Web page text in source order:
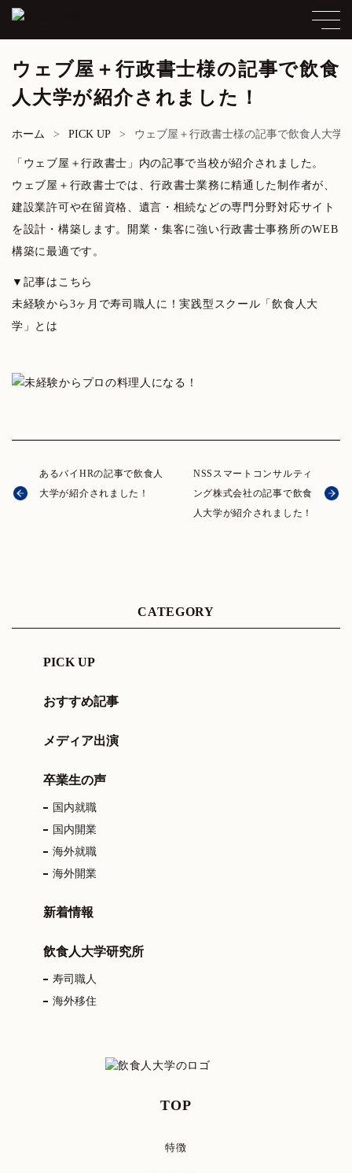
ウェブ屋＋行政書士様の記事で飲食
人大学が紹介されました！
ホーム PICK UP ウェブ屋＋行政書士様の記事で飲食人大学
「ウェブ屋＋行政書士」内の記事で当校が紹介されました。
ウェブ屋＋行政書士では、行政書士業務に精通した制作者が、
建設業許可や在留資格、遺言・相続などの専門分野対応サイト
を設計・構築します。開業・集客に強い行政書士事務所のWEB
構築に最適です。
▼記事はこちら
未経験から3ヶ月で寿司職人に！実践型スクール「飲食人大
学」とは
あるバイHRの記事で飲食人
大学が紹介されました！
NSSスマートコンサルティ
ング株式会社の記事で飲食
人大学が紹介されました！
CATEGORY
PICK UP
おすすめ記事
メディア出演
卒業生の声
国内就職
国内開業
海外就職
海外開業
新着情報
飲食人大学研究所
寿司職人
海外移住
TOP
特徴